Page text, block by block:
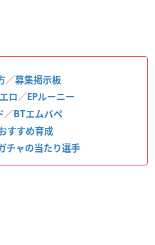
／募集掲示板
ロ／EPルーニー
／BTエムバペ
すすめ育成
チャの当たり選手